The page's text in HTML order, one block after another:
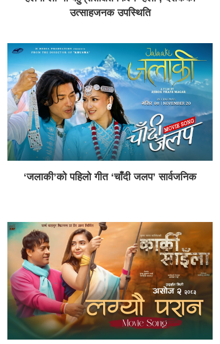
उत्साहजनक उपस्थिति
‘जलाकी’को पहिलो गीत ‘चाँदी जलप’ सार्वजनिक